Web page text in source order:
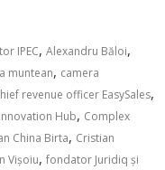
IPEC,Alexandru Băloi,
muntean, camera
revenue officer EasySales,
Hub, Complex
China Birta, Cristian
Vișoiu,fondator Juridiq și